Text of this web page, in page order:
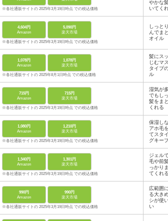
※各社通販サイトの 2025年3月19日時点 での税込価格
やかな
いてく
4,604円
Amazon
5,090円
楽天市場
※各社通販サイトの 2025年3月19日時点 での税込価格
しっと
んでま
オイル
1,078円
Amazon
1,078円
楽天市場
※各社通販サイトの 2025年8月1日時点 での税込価格
髪にス
じむマ
タイプ
ル
715円
Amazon
715円
楽天市場
※各社通販サイトの 2025年3月19日時点 での税込価格
湿気が
でもし
髪をま
くれる
1,080円
Amazon
1,210円
楽天市場
※各社通販サイトの 2025年3月19日時点 での税込価格
保湿し
アホ毛
てスタ
グキー
1,340円
Amazon
1,301円
楽天市場
※各社通販サイトの 2025年3月19日時点 での税込価格
ジェル
毛や前髪
っかり
てくれる
990円
Amazon
990円
楽天市場
※各社通販サイトの 2025年3月19日時点 での税込価格
広範囲
る大き
シが使
い